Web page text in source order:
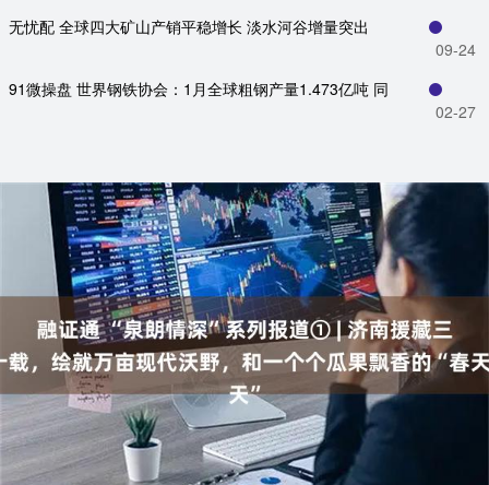
无忧配 全球四大矿山产销平稳增长 淡水河谷增量突出
09-24
91微操盘 世界钢铁协会：1月全球粗钢产量1.473亿吨 同
02-27